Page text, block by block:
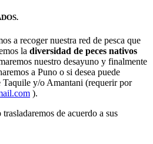
.
a recoger nuestra red de pesca que
la diversidad de peces nativos
nuestro desayuno y finalmente
a Puno o si desea puede
Taquile y/o Amantani (requerir por
).
de acuerdo a sus